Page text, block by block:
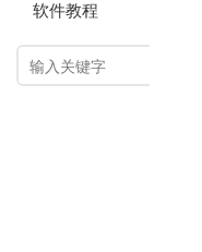
软件教程